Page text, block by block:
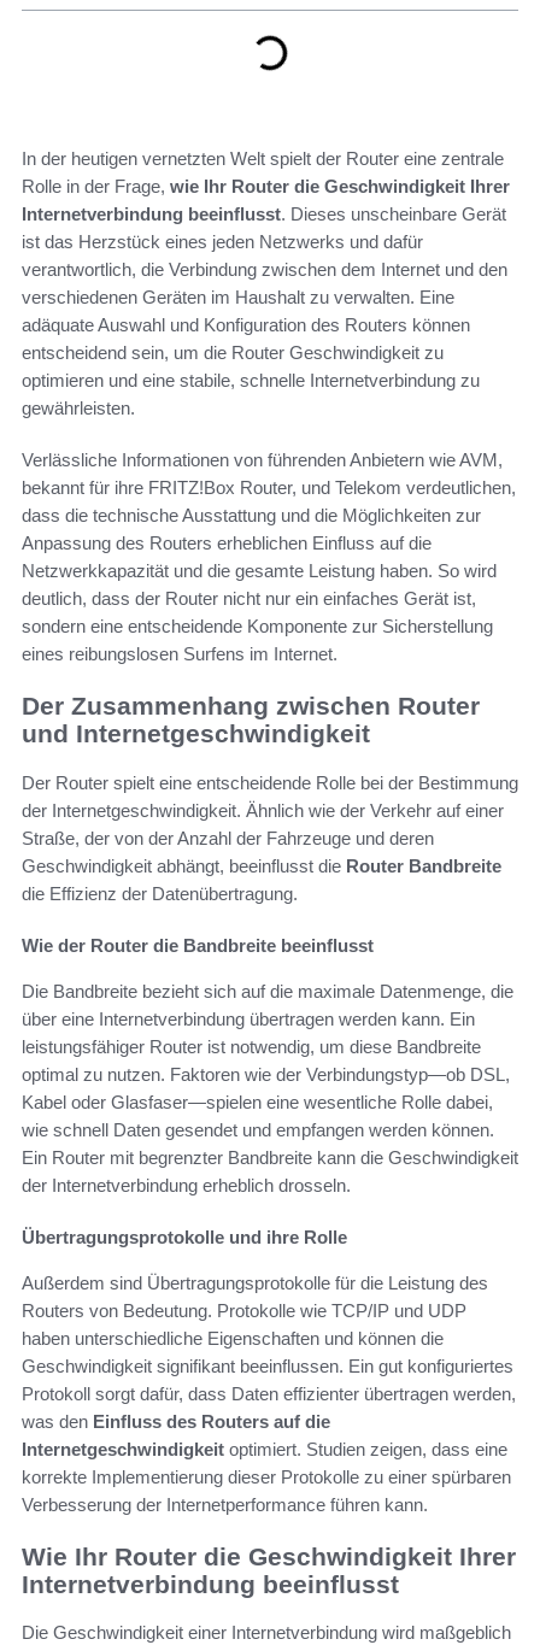
In der heutigen vernetzten Welt spielt der Router eine zentrale
Rolle in der Frage, wie Ihr Router die Geschwindigkeit Ihrer
Internetverbindung beeinflusst. Dieses unscheinbare Gerät
ist das Herzstück eines jeden Netzwerks und dafür
verantwortlich, die Verbindung zwischen dem Internet und den
verschiedenen Geräten im Haushalt zu verwalten. Eine
adäquate Auswahl und Konfiguration des Routers können
entscheidend sein, um die Router Geschwindigkeit zu
optimieren und eine stabile, schnelle Internetverbindung zu
gewährleisten.
Verlässliche Informationen von führenden Anbietern wie AVM,
bekannt für ihre FRITZ!Box Router, und Telekom verdeutlichen,
dass die technische Ausstattung und die Möglichkeiten zur
Anpassung des Routers erheblichen Einfluss auf die
Netzwerkkapazität und die gesamte Leistung haben. So wird
deutlich, dass der Router nicht nur ein einfaches Gerät ist,
sondern eine entscheidende Komponente zur Sicherstellung
eines reibungslosen Surfens im Internet.
Der Zusammenhang zwischen Router
und Internetgeschwindigkeit
Der Router spielt eine entscheidende Rolle bei der Bestimmung
der Internetgeschwindigkeit. Ähnlich wie der Verkehr auf einer
Straße, der von der Anzahl der Fahrzeuge und deren
Geschwindigkeit abhängt, beeinflusst die Router Bandbreite
die Effizienz der Datenübertragung.
Wie der Router die Bandbreite beeinflusst
Die Bandbreite bezieht sich auf die maximale Datenmenge, die
über eine Internetverbindung übertragen werden kann. Ein
leistungsfähiger Router ist notwendig, um diese Bandbreite
optimal zu nutzen. Faktoren wie der Verbindungstyp—ob DSL,
Kabel oder Glasfaser—spielen eine wesentliche Rolle dabei,
wie schnell Daten gesendet und empfangen werden können.
Ein Router mit begrenzter Bandbreite kann die Geschwindigkeit
der Internetverbindung erheblich drosseln.
Übertragungsprotokolle und ihre Rolle
Außerdem sind Übertragungsprotokolle für die Leistung des
Routers von Bedeutung. Protokolle wie TCP/IP und UDP
haben unterschiedliche Eigenschaften und können die
Geschwindigkeit signifikant beeinflussen. Ein gut konfiguriertes
Protokoll sorgt dafür, dass Daten effizienter übertragen werden,
was den Einfluss des Routers auf die
Internetgeschwindigkeit optimiert. Studien zeigen, dass eine
korrekte Implementierung dieser Protokolle zu einer spürbaren
Verbesserung der Internetperformance führen kann.
Wie Ihr Router die Geschwindigkeit Ihrer
Internetverbindung beeinflusst
Die Geschwindigkeit einer Internetverbindung wird maßgeblich